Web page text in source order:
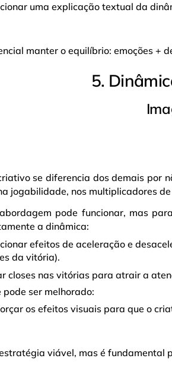
uma explicação textual da
manter o equilíbrio: emoções +
5.
se diferencia dos demais por
jogabilidade, nos multiplicadores
pode funcionar, mas
a dinâmica:
efeitos de aceleração e
da vitória).
closes nas vitórias para atrair a
pode ser melhorado:
os efeitos visuais para que o
viável, mas é fundamental